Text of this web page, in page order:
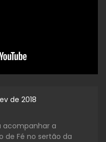
de 2018
acompanhar a
de Fé no sertão da